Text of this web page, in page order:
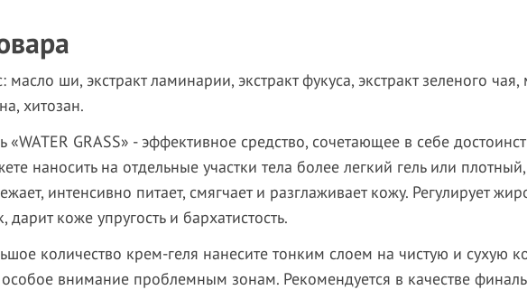
: масло ши, экстракт ламинарии, экстракт фукуса, экстракт зеленого
хитозан.
«WATER GRASS» - эффективное средство, сочетающее в себе
наносить на отдельные участки тела более легкий гель или
интенсивно питает, смягчает и разглаживает кожу. Регулирует
коже упругость и бархатистость.
количество крем-геля нанесите тонким слоем на чистую и сухую
внимание проблемным зонам. Рекомендуется в качестве